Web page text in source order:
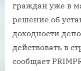
граждан уже в
решение об
доходности
действовать в
сообщает